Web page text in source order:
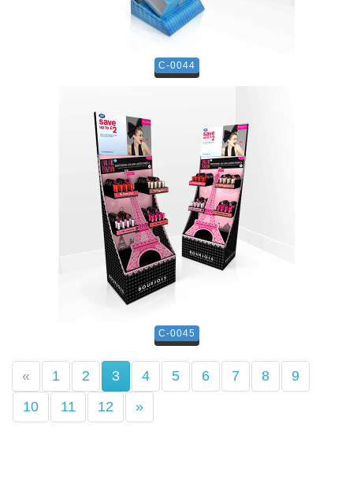
C-0044
C-0045
« 1 2 3(current)
4 5 6 7 8
9
10
11 12 »